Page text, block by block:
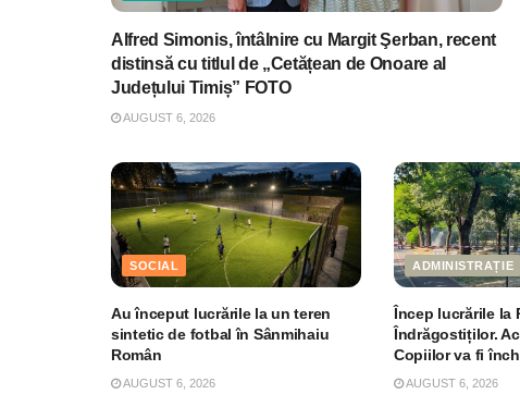
Alfred Simonis, întâlnire cu Margit Şerban, recent
distinsă cu titlul de „Cetățean de Onoare al
Județului Timiș” FOTO
AUGUST 6, 2026
SOCIAL
Au început lucrările la un teren
sintetic de fotbal în Sânmihaiu
Român
AUGUST 6, 2026
ADMINISTRAȚIE
Încep lucrările la
Îndrăgostiților.
Copiilor va fi
AUGUST 6, 2026